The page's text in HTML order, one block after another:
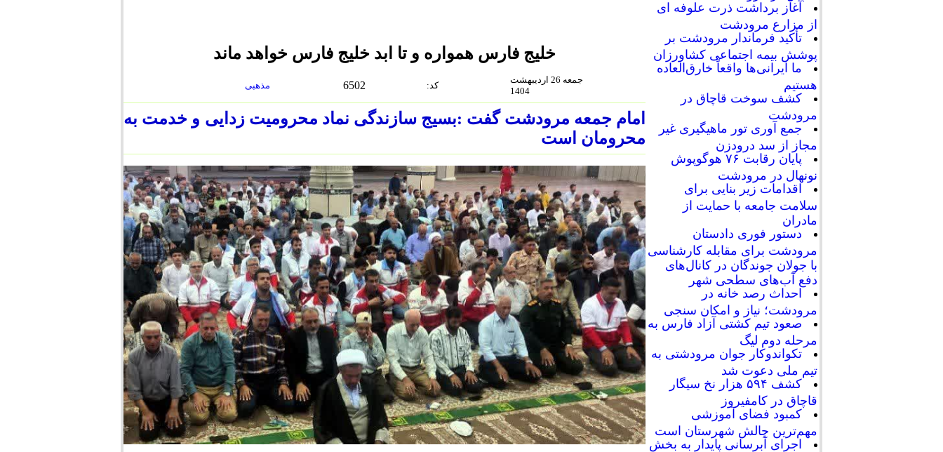
آغاز برداشت ذرت علوفه ای
از مزارع مرودشت
تأکید فرماندار مرودشت بر
پوشش بیمه اجتماعی کشاورزان
ما ایرانی‌ها واقعاً خارق‌العاده
هستیم
کشف سوخت قاچاق در
مرودشت
جمع آوری تور ماهیگیری غیر
مجاز از سد درودزن
پایان رقابت‌ ۷۶ هوگوپوش
نونهال در مرودشت
اقدامات زیر بنایی برای
سلامت جامعه با حمایت از
مادران
دستور فوری دادستان
مرودشت برای مقابله کارشناسی
با جولان جوندگان در کانال‌های
دفع آب‌های سطحی شهر
احداث رصد خانه در
مرودشت؛ نیاز و امکان سنجی
صعود تیم کشتی آزاد فارس به
مرحله دوم لیگ
تکواندوکار جوان مرودشتی به
تیم ملی دعوت شد
کشف ۵۹۴ هزار نخ سیگار
قاچاق در کامفیروز
کمبود فضای آموزشی
مهم‌ترین چالش شهرستان است
اجرای آبرسانی پایدار به بخش
خلیج فارس همواره و تا ابد خلیج فارس خواهد ماند
6502 :كد
جمعه 26 اردیبهشت
1404
امام جمعه مرودشت گفت :بسیج سازندگی نماد محرومیت زدایی و خدمت به
محرومان است